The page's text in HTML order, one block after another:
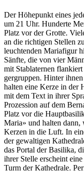
Der Höhep­unkt eines
um 21 Uhr. Hun­derte
Platz vor der Grotte.
an die richti­gen Stellen
leuch­t­en­den Mari­afig­ur
Sän­fte, die von vier
mit Sta­b­later­nen
ger­grup­pen. Hin­ter
hal­ten eine Kerze in der
mit dem Text in ihrer
Prozes­sion auf dem
Platz vor die
Maria» und hal­ten dann,
Kerzen in die Luft. In
der gewalti­gen
das Por­tal der Basi­li­ka,
ihrer Stelle erscheint
Turm der Kathe­drale.